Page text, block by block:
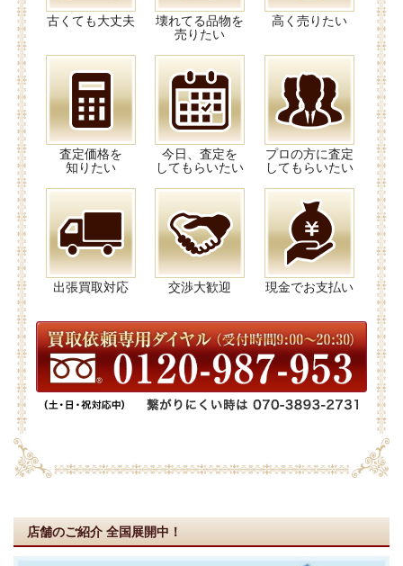
古くても大丈夫
壊れてる品物を
売りたい
高く売りたい
査定価格を
知りたい
今日、査定を
してもらいたい
プロの方に査定
してもらいたい
出張買取対応 交渉大歓迎 現金でお支払い
店舗のご紹介 全国展開中！